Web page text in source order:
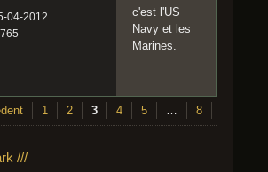
04-2012
c'est l'US
Navy et les
Marines.
1 2 3 4 5 8
///